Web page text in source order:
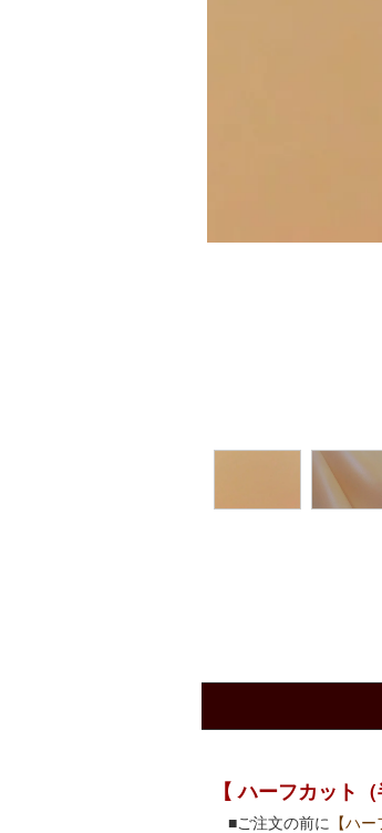
【 ハーフカット
■ご注文の前に 【ハ